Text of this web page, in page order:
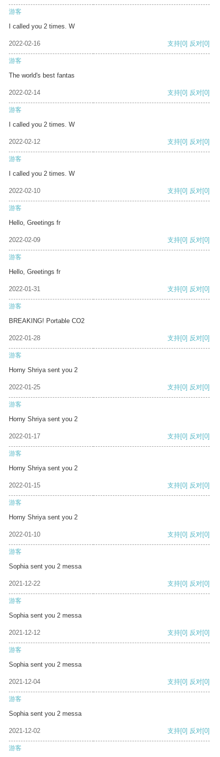
游客
I called you 2 times. W
2022-02-16 支持[0] 反对[0]
游客
The world's best fantas
2022-02-14 支持[0] 反对[0]
游客
I called you 2 times. W
2022-02-12 支持[0] 反对[0]
游客
I called you 2 times. W
2022-02-10 支持[0] 反对[0]
游客
Hello, Greetings fr
2022-02-09 支持[0] 反对[0]
游客
Hello, Greetings fr
2022-01-31 支持[0] 反对[0]
游客
BREAKING! Portable CO2
2022-01-28 支持[0] 反对[0]
游客
Horny Shriya sent you 2
2022-01-25 支持[0] 反对[0]
游客
Horny Shriya sent you 2
2022-01-17 支持[0] 反对[0]
游客
Horny Shriya sent you 2
2022-01-15 支持[0] 反对[0]
游客
Horny Shriya sent you 2
2022-01-10 支持[0] 反对[0]
游客
Sophia sent you 2 messa
2021-12-22 支持[0] 反对[0]
游客
Sophia sent you 2 messa
2021-12-12 支持[0] 反对[0]
游客
Sophia sent you 2 messa
2021-12-04 支持[0] 反对[0]
游客
Sophia sent you 2 messa
2021-12-02 支持[0] 反对[0]
游客